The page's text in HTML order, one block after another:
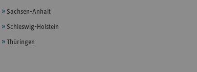
Sachsen-Anhalt
Schleswig-Holstein
Thüringen